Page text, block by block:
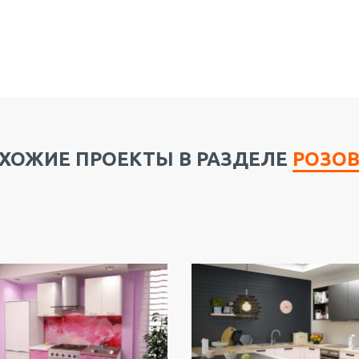
ПРОЕКТЫ В РАЗДЕЛЕ